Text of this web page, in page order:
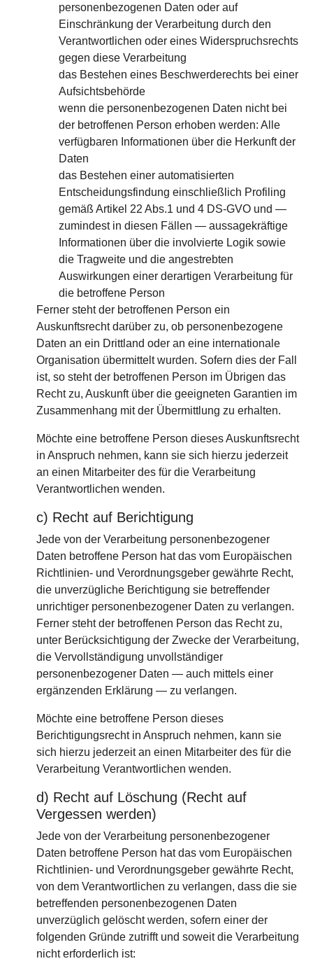
personenbezogenen Daten oder auf
Einschränkung der Verarbeitung durch den
Verantwortlichen oder eines Widerspruchsrechts
gegen diese Verarbeitung
das Bestehen eines Beschwerderechts bei einer
Aufsichtsbehörde
wenn die personenbezogenen Daten nicht bei
der betroffenen Person erhoben werden: Alle
verfügbaren Informationen über die Herkunft der
Daten
das Bestehen einer automatisierten
Entscheidungsfindung einschließlich Profiling
gemäß Artikel 22 Abs.1 und 4 DS-GVO und —
zumindest in diesen Fällen — aussagekräftige
Informationen über die involvierte Logik sowie
die Tragweite und die angestrebten
Auswirkungen einer derartigen Verarbeitung für
die betroffene Person
Ferner steht der betroffenen Person ein
Auskunftsrecht darüber zu, ob personenbezogene
Daten an ein Drittland oder an eine internationale
Organisation übermittelt wurden. Sofern dies der Fall
ist, so steht der betroffenen Person im Übrigen das
Recht zu, Auskunft über die geeigneten Garantien im
Zusammenhang mit der Übermittlung zu erhalten.
Möchte eine betroffene Person dieses Auskunftsrecht
in Anspruch nehmen, kann sie sich hierzu jederzeit
an einen Mitarbeiter des für die Verarbeitung
Verantwortlichen wenden.
c) Recht auf Berichtigung
Jede von der Verarbeitung personenbezogener
Daten betroffene Person hat das vom Europäischen
Richtlinien- und Verordnungsgeber gewährte Recht,
die unverzügliche Berichtigung sie betreffender
unrichtiger personenbezogener Daten zu verlangen.
Ferner steht der betroffenen Person das Recht zu,
unter Berücksichtigung der Zwecke der Verarbeitung,
die Vervollständigung unvollständiger
personenbezogener Daten — auch mittels einer
ergänzenden Erklärung — zu verlangen.
Möchte eine betroffene Person dieses
Berichtigungsrecht in Anspruch nehmen, kann sie
sich hierzu jederzeit an einen Mitarbeiter des für die
Verarbeitung Verantwortlichen wenden.
d) Recht auf Löschung (Recht auf
Vergessen werden)
Jede von der Verarbeitung personenbezogener
Daten betroffene Person hat das vom Europäischen
Richtlinien- und Verordnungsgeber gewährte Recht,
von dem Verantwortlichen zu verlangen, dass die sie
betreffenden personenbezogenen Daten
unverzüglich gelöscht werden, sofern einer der
folgenden Gründe zutrifft und soweit die Verarbeitung
nicht erforderlich ist: